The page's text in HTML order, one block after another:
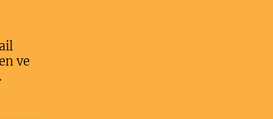
ve